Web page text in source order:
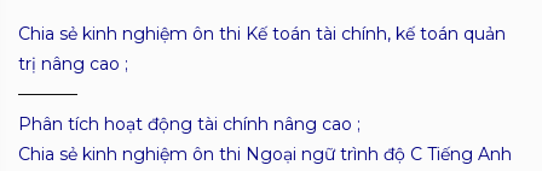
Chia sẻ kinh nghiệm ôn thi Kế toán tài chính, kế toán quản
trị nâng cao ;
———–
Phân tích hoạt động tài chính nâng cao ;
Chia sẻ kinh nghiệm ôn thi Ngoại ngữ trình độ C Tiếng Anh